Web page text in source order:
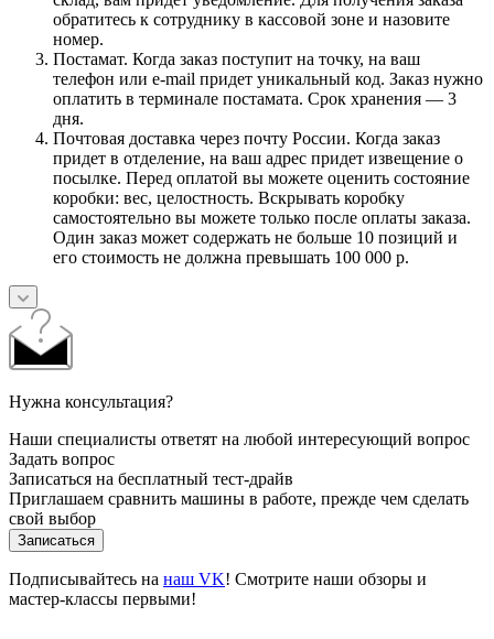
обратитесь к сотруднику в кассовой зоне и назовите
номер.
Постамат. Когда заказ поступит на точку, на ваш
телефон или e-mail придет уникальный код. Заказ нужно
оплатить в терминале постамата. Срок хранения — 3
дня.
Почтовая доставка через почту России. Когда заказ
придет в отделение, на ваш адрес придет извещение о
посылке. Перед оплатой вы можете оценить состояние
коробки: вес, целостность. Вскрывать коробку
самостоятельно вы можете только после оплаты заказа.
Один заказ может содержать не больше 10 позиций и
его стоимость не должна превышать 100 000 р.
Нужна консультация?
Наши специалисты ответят на любой интересующий вопрос
Задать вопрос
Записаться на бесплатный тест-драйв
Приглашаем сравнить машины в работе, прежде чем сделать
свой выбор
Записаться
Подписывайтесь на наш VK! Смотрите наши обзоры и
мастер-классы первыми!